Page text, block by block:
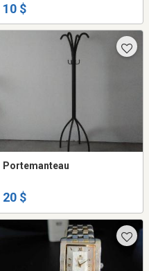
10 $
Portemanteau
20 $